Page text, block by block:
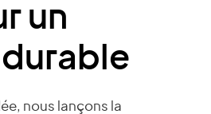
un
nous lançons la